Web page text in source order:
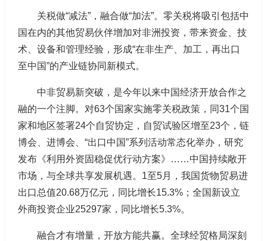
关税做“减法”，融合做“加法”。零关税将吸引包括中
国在内的其他贸易伙伴增加对非洲投资，带来资金、技
术、设备和管理经验，形成“在非生产、加工，再出口
至中国”的产业链协同新模式。
中非贸易新突破，是今年以来中国经济开放合作之
融的一个注脚。对63个国家实施零关税政策，同31个国
家和地区签署24个自贸协定，自贸试验区增至23个，链
博会、进博会、“出口中国”系列活动常态化举办，研究
发布《利用外资固稳促优行动方案》……中国持续敞开
市场，与全球共享发展机遇。1至5月，我国货物贸易进
出口总值20.68万亿元，同比增长15.3%；全国新设立
外商投资企业25297家，同比增长5.3%。
融合才有增量，开放方能共赢。全球经贸格局深刻